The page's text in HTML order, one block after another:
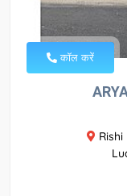
कॉल करें